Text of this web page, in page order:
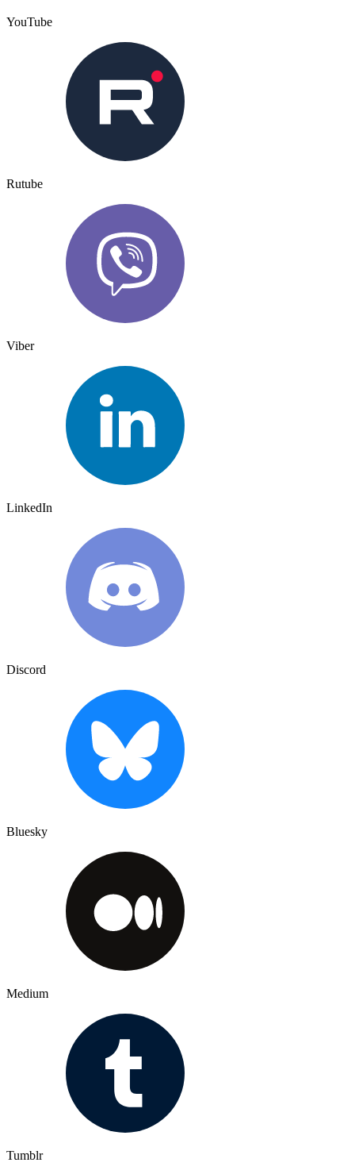
YouTube
Rutube
Viber
LinkedIn
Discord
Bluesky
Medium
Tumblr